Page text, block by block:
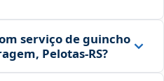
serviço de guincho
Pelotas‑RS?